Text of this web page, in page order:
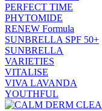
PERFECT TIME
PHYTOMIDE
RENEW Formula
SUNBRELLA SPF 50+
SUNBRELLA
VARIETIES
VITALISE
VIVA LAVANDA
YOUTHFUL